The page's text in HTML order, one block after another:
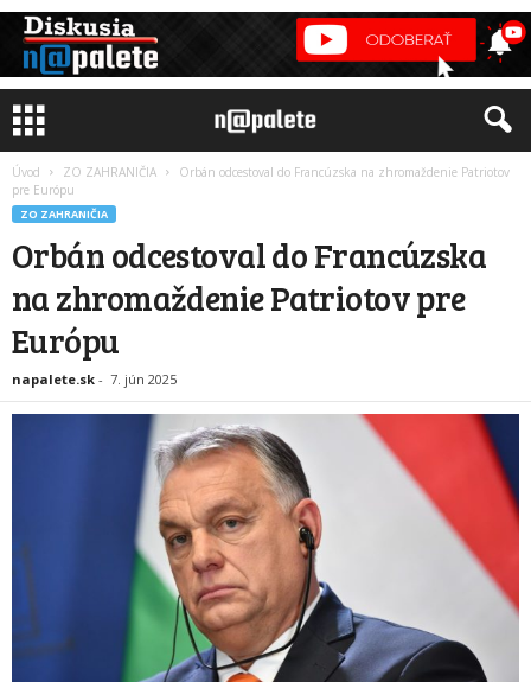
Úvod ZO ZAHRANIČIA
Orbán odcestoval do Francúzska na zhromaždenie Patriotov
pre Európu
ZO ZAHRANIČIA
Orbán odcestoval do Francúzska
na zhromaždenie Patriotov pre
Európu
napalete.sk - 7. jún 2025